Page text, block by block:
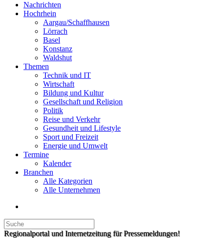
Nachrichten
Hochrhein
Aargau/Schaffhausen
Lörrach
Basel
Konstanz
Waldshut
Themen
Technik und IT
Wirtschaft
Bildung und Kultur
Gesellschaft und Religion
Politik
Reise und Verkehr
Gesundheit und Lifestyle
Sport und Freizeit
Energie und Umwelt
Termine
Kalender
Branchen
Alle Kategorien
Alle Unternehmen
Regionalportal und Internetzeitung für Pressemeldungen!